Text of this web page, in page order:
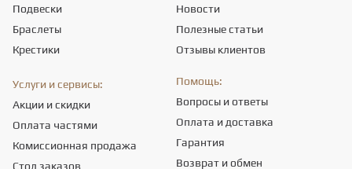
Подвески
Браслеты
Крестики
Новости
Полезные статьи
Отзывы клиентов
Услуги и сервисы:
Акции и скидки
Оплата частями
Комиссионная продажа
Стол заказов
Помощь:
Вопросы и ответы
Оплата и доставка
Гарантия
Возврат и обмен